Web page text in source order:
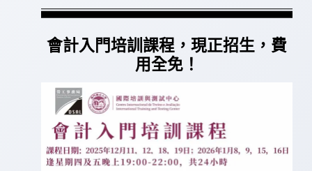
會計入門培訓課程 ，現正招生，費
用全免！